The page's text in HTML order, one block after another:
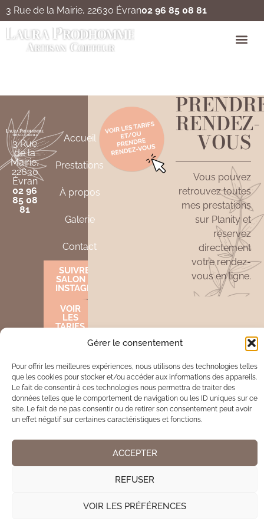
Gérer le consentement
Pour offrir les meilleures expériences, nous utilisons des technologies telles
que les cookies pour stocker et/ou accéder aux informations des appareils.
Le fait de consentir à ces technologies nous permettra de traiter des
données telles que le comportement de navigation ou les ID uniques sur ce
site. Le fait de ne pas consentir ou de retirer son consentement peut avoir
un effet négatif sur certaines caractéristiques et fonctions.
ACCEPTER
REFUSER
VOIR LES PRÉFÉRENCES
3 Rue de la Mairie, 22630 Évran02 96 85 08 81
Couleur/Gloss
3 Rue
de la
Mairie,
22630
Évran
02 96
85 08
81
Accueil
Prestations
À propos
Galerie
Contact
SUIVRE LE
SALON SUR
INSTAGRAM
VOIR
LES
TARIFS
RENDEZ-
VOUS
Vous pouvez
retrouvez toutes
mes prestations
sur Planity et
réservez
directement
votre rendez-
vous en ligne.
Mentions légalesCookies
Site réalisé par www.cocktail-graphic.com